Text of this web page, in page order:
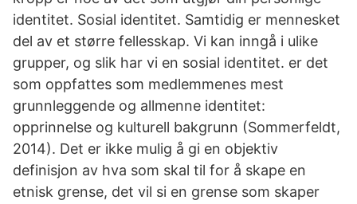
identitet. Sosial identitet. Samtidig er mennesket
del av et større fellesskap. Vi kan inngå i ulike
grupper, og slik har vi en sosial identitet. er det
som oppfattes som medlemmenes mest
grunnleggende og allmenne identitet:
opprinnelse og kulturell bakgrunn (Sommerfeldt,
2014). Det er ikke mulig å gi en objektiv
definisjon av hva som skal til for å skape en
etnisk grense, det vil si en grense som skaper